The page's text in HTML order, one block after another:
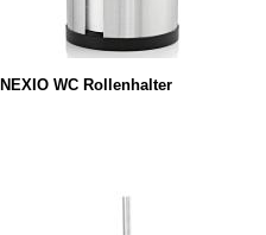
NEXIO WC Rollenhalter